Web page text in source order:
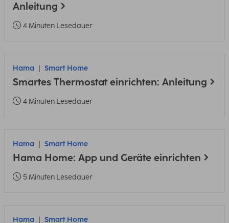
Anleitung
4 Minuten Lesedauer
Hama Smart Home
Smartes Thermostat einrichten: Anleitung
4 Minuten Lesedauer
Hama Smart Home
Hama Home: App und Geräte einrichten
5 Minuten Lesedauer
Hama Smart Home